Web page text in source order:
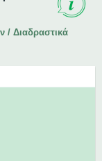
/ Διαδραστικά